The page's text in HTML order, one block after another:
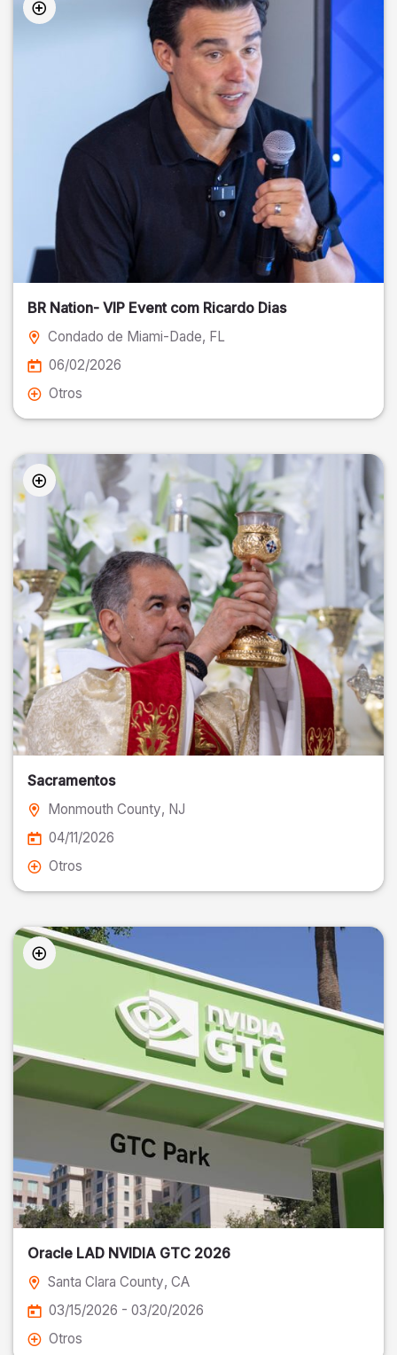
BR Nation- VIP Event com Ricardo Dias
Condado de Miami-Dade, FL
06/02/2026
Otros
Sacramentos
Monmouth County, NJ
04/11/2026
Otros
Oracle LAD NVIDIA GTC 2026
Santa Clara County, CA
03/15/2026 - 03/20/2026
Otros